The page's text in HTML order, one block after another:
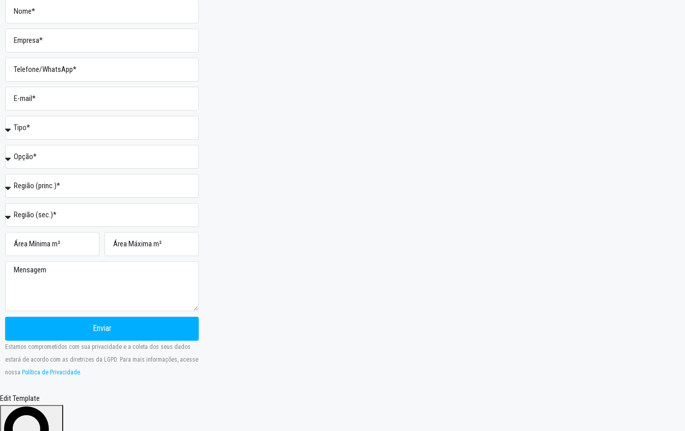
Enviar
Estamos comprometidos com sua privacidade e a coleta dos seus dados
estará de acordo com as diretrizes da LGPD. Para mais informações, acesse
nossa Política de Privacidade
Edit Template